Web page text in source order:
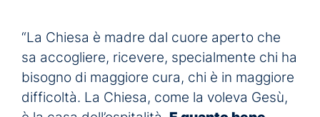
“La Chiesa è madre dal cuore aperto che
sa accogliere, ricevere, specialmente chi ha
bisogno di maggiore cura, chi è in maggiore
difficoltà. La Chiesa, come la voleva Gesù,